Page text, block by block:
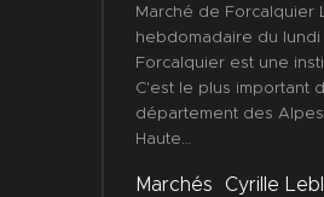
Marché de Forcalquier
hebdomadaire du lundi
Forcalquier est une
C'est le plus important
département des
Haute…
Marchés
Cyrille